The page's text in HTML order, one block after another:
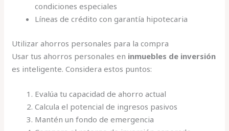
condiciones especiales
Líneas de crédito con garantía hipotecaria
Utilizar ahorros personales para la compra
Usar tus ahorros personales en inmuebles de inversión
es inteligente. Considera estos puntos:
Evalúa tu capacidad de ahorro actual
Calcula el potencial de ingresos pasivos
Mantén un fondo de emergencia